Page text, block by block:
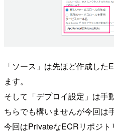
「ソース」は先ほど作成し
ます。
そして「デプロイ設定」は手
ちらでも構いませんが今回は
今回はPrivateなECRリポジ